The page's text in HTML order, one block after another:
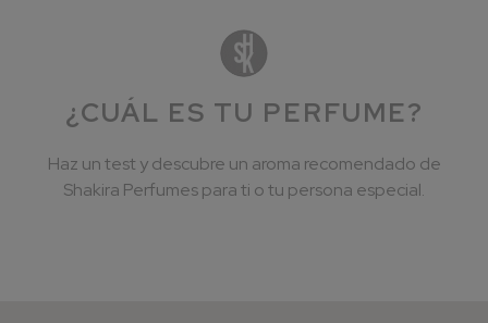
¿CUÁL ES TU PERFUME?
Haz un test y descubre un aroma recomendado de
Shakira Perfumes para ti o tu persona especial.